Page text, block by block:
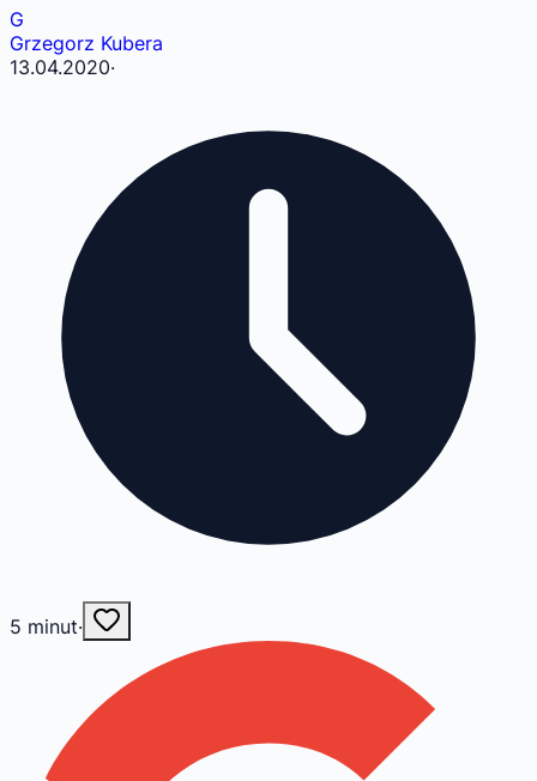
G
Grzegorz Kubera
13.04.2020·
5 minut·